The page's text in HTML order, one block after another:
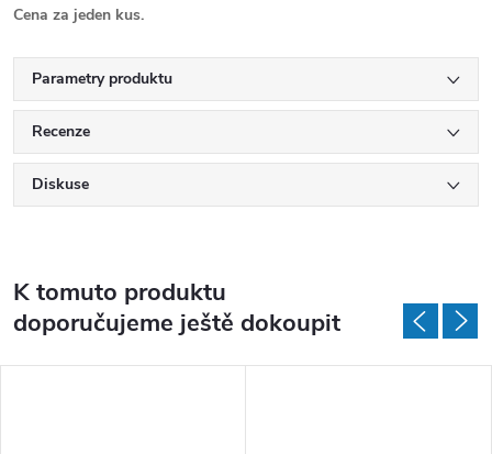
Cena za jeden kus.
Parametry produktu
Recenze
Diskuse
K tomuto produktu
doporučujeme ještě dokoupit